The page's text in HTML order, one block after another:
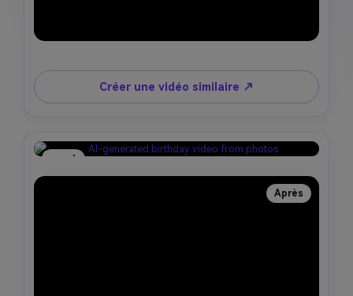
Créer une vidéo similaire ↗
avant
Après